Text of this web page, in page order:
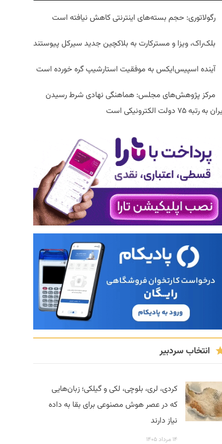
رگولاتوری: حجم بسته‌های اینترنتی کاهش نیافته است
بلک‌راک، ویزا و مسترکارت به بلاکچین جدید سیرکل پیوستند
آینده اسپیس‌ایکس به موفقیت استارشیپ گره خورده است
مرکز پژوهش‌های مجلس: هماهنگی نهادی شرط رسیدن
به رتبه ۷۵ دولت الکترونیکی است
انتخاب سردبیر
کردی، لری، بلوچی، لکی و گیلکی؛ زبان‌هایی
که در عصر هوش مصنوعی برای بقا به داده
نیاز دارند
۱۴ مرداد ۱۴۰۵